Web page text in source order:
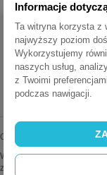
Oferujemy najwyższej
Wszystkie oferowane
zapewniamy fachową
Informacje
Ta witryna korzysta z
najwyższy poziom
Wykorzystujemy
naszych usług,
z Twoimi
podczas nawigacji.